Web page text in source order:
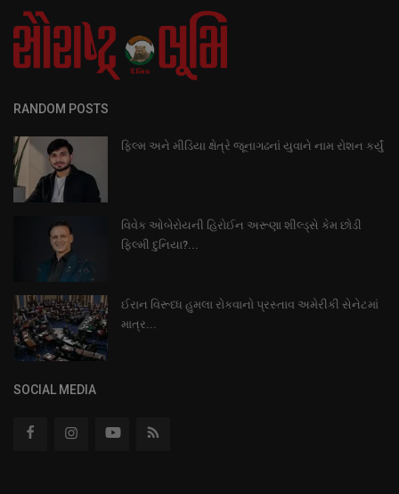
RANDOM POSTS
ફિલ્મ અને મીડિયા ક્ષેત્રે જૂનાગઢનાં યુવાને નામ રોશન કર્યું
વિવેક ઓબેરોયની હિરોઈન અરૂણા શીલ્ડ્સે કેમ છોડી
ફિલ્મી દુનિયા?...
ઈરાન વિરૂધ્ધ હુમલા રોકવાનો પ્રસ્તાવ અમેરીકી સેનેટમાં
માત્ર...
SOCIAL MEDIA